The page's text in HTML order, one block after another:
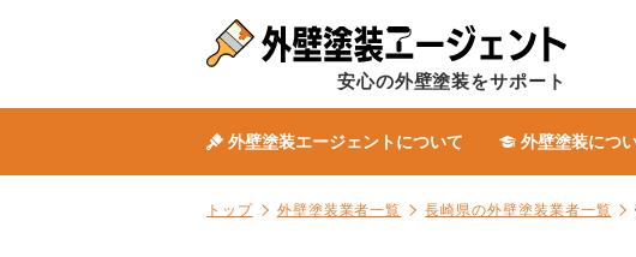
安心の外壁塗装をサポート
外壁塗装エージェントについて 外壁塗装につ
トップ 外壁塗装業者一覧 長崎県の外壁塗装業者一覧